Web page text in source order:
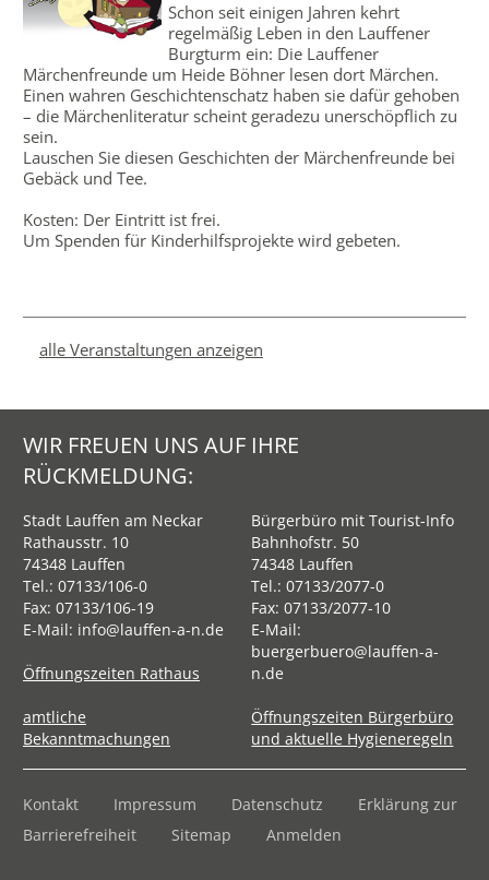
Schon seit einigen Jahren kehrt
regelmäßig Leben in den Lauffener
Burgturm ein: Die Lauffener
Märchenfreunde um Heide Böhner lesen dort Märchen.
Einen wahren Geschichtenschatz haben sie dafür gehoben
– die Märchenliteratur scheint geradezu unerschöpflich zu
sein.
Lauschen Sie diesen Geschichten der Märchenfreunde bei
Gebäck und Tee.
Kosten: Der Eintritt ist frei.
Um Spenden für Kinderhilfsprojekte wird gebeten.
alle Veranstaltungen anzeigen
WIR FREUEN UNS AUF IHRE
RÜCKMELDUNG:
Stadt Lauffen am Neckar
Rathausstr. 10
74348 Lauffen
Tel.: 07133/106-0
Fax: 07133/106-19
E-Mail: info@lauffen-a-n.de
Öffnungszeiten Rathaus
amtliche
Bekanntmachungen
Bürgerbüro mit Tourist-Info
Bahnhofstr. 50
74348 Lauffen
Tel.:07133/2077-0
Fax: 07133/2077-10
E-Mail:
buergerbuero@lauffen-a-
n.de
Öffnungszeiten Bürgerbüro
und aktuelle Hygieneregeln
Kontakt Impressum Datenschutz
Erklärung zur
Barrierefreiheit
Sitemap Anmelden